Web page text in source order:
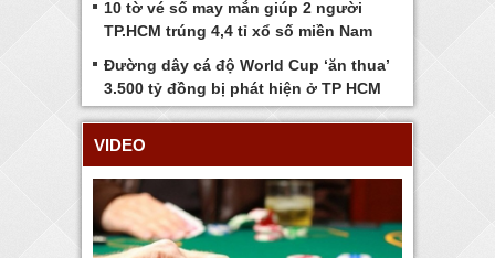
10 tờ vé số may mắn giúp 2 người
TP.HCM trúng 4,4 tỉ xổ số miền Nam
Đường dây cá độ World Cup ‘ăn thua’
3.500 tỷ đồng bị phát hiện ở TP HCM
VIDEO